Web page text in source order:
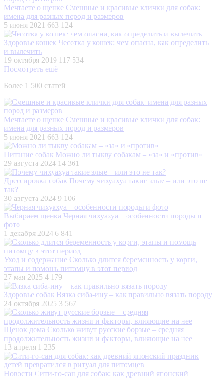
Мечтаете о щенке Смешные и красивые клички для собак:
имена для разных пород и размеров
5 июня 2021 663 124
Здоровье кошек Чесотка у кошек: чем опасна, как определить
и вылечить
19 октября 2019 117 534
Посмотреть ещё
Более 1 500 статей
Мечтаете о щенке Смешные и красивые клички для собак:
имена для разных пород и размеров
5 июня 2021 663 124
Питание собак Можно ли тыкву собакам – «за» и «против»
29 августа 2024 14 361
Дрессировка собак Почему чихуахуа такие злые – или это не
так?
30 августа 2024 9 106
Выбираем щенка Черная чихуахуа – особенности породы и
фото
1 декабря 2024 6 841
Уход и содержание Сколько длится беременность у корги,
этапы и помощь питомцу в этот период
27 мая 2025 4 179
Здоровье собак Вязка сиба-ину – как правильно вязать породу
24 октября 2025 3 567
Щенок дома Сколько живут русские борзые – средняя
продолжительность жизни и факторы, влияющие на нее
13 апреля 1 235
Новости Сити-го-сан для собак: как древний японский